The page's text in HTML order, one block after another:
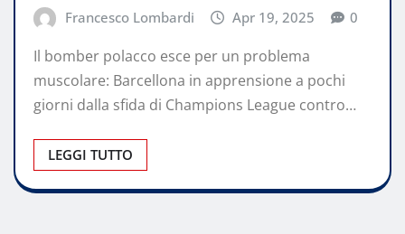
Francesco Lombardi Apr 19, 2025 0
Il bomber polacco esce per un problema
muscolare: Barcellona in apprensione a pochi
giorni dalla sfida di Champions League contro…
LEGGI TUTTO